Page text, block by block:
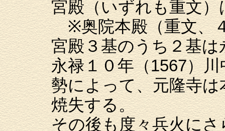
宮殿（いずれも重文
※奥院本殿（重文、
宮殿３基のうち２基は
永禄１０年（1567）
勢によって、元隆寺
焼失する。
その後も度々兵火に